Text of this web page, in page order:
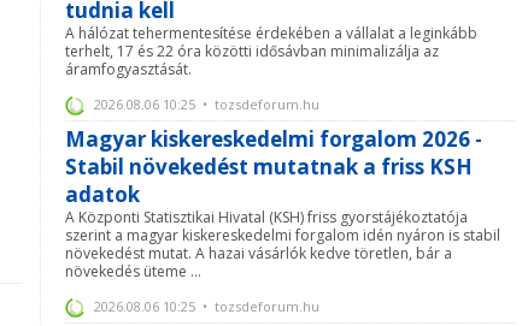
tudnia kell
A hálózat tehermentesítése érdekében a vállalat a leginkább
terhelt, 17 és 22 óra közötti idősávban minimalizálja az
áramfogyasztását.
2026.08.06 10:25 • tozsdeforum.hu
Magyar kiskereskedelmi forgalom 2026 -
Stabil növekedést mutatnak a friss KSH
adatok
A Központi Statisztikai Hivatal (KSH) friss gyorstájékoztatója
szerint a magyar kiskereskedelmi forgalom idén nyáron is stabil
növekedést mutat. A hazai vásárlók kedve töretlen, bár a
növekedés üteme ...
2026.08.06 10:25 • tozsdeforum.hu